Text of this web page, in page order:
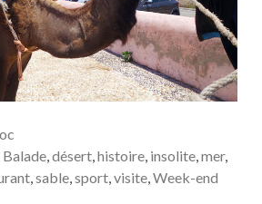
Balade,désert,histoire, insolite,mer,
,sable,sport,visite,Week-end